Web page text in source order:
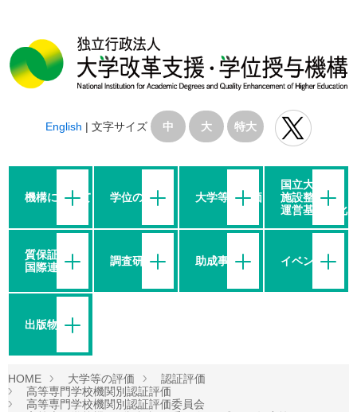
English | 文字サイズ 中 大 特大
機構について 学位の授与 大学等の評価
国立大学の
施設整備・
運営基盤強化
質保証・
国際連携
調査研究 助成事業 イベント
出版物等
HOME 大学等の評価
認証評価
高等専門学校機関別認証評価
高等専門学校機関別認証評価委員会